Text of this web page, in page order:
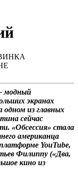
модный
экранах
одном из главных
сейчас
«Обсессия» стала
американца
YouTube,
Филиппу («Два,
кино из